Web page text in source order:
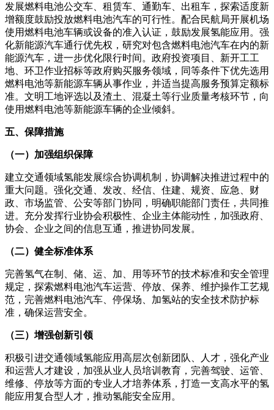
发展燃料电池公交车、租赁车、通勤车、出租车，探索适度新
增额度鼓励投放燃料电池汽车的可行性。配合民航局开展机场
使用燃料电池车辆或设备的准入认证，鼓励发展氢能应用。强
化新能源汽车通行优先权，研究对包含燃料电池汽车在内的新
能源汽车，进一步优化限行时间。政府投资项目、新开工工
地、环卫作业招标等政府购买服务领域，同等条件下优先选用
燃料电池等新能源车辆从事作业，并适当提高服务预算定额标
准。文明工地评选以及渣土、混凝土等行业质量考核环节，向
使用燃料电池等新能源车辆的企业倾斜。
五、保障措施
（一）加强组织保障
建立交通领域氢能发展综合协调机制，协调解决推进过程中的
重大问题。强化交通、发改、经信、住建、规资、应急、财
政、市场监管、公安等部门协同，明确职能部门责任，共同推
进。充分发挥行业协会积极性、企业主体能动性，加强政府、
协会、企业之间的信息互通，推进协同发展。
（二）健全标准体系
完善氢气在制、储、运、加、用等环节的技术标准和安全管理
规定，探索燃料电池汽车运营、停放、保养、维护操作工艺规
范，完善燃料电池汽车、停保场、加氢站的安全技术防护标
准，确保运营安全。
（三）增强创新引领
积极引进交通领域氢能应用高层次创新团队、人才，强化产业
和运营人才建设，加强从业人员培训教育，完善驾驶、运管、
维修、停放等方面的专业人才培养体系，打造一支高水平的氢
能应用复合型人才，推动氢能安全应用。